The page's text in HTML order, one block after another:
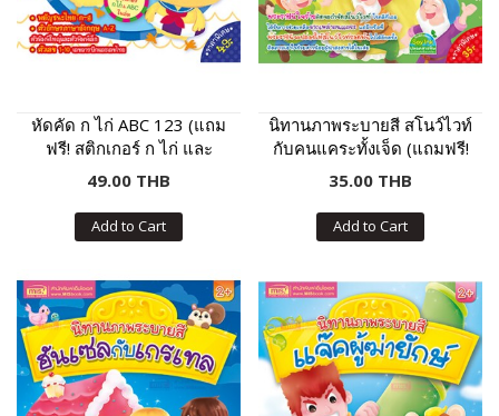
หัดคัด ก ไก่ ABC 123 (แถม
ฟรี! สติกเกอร์ ก ไก่ และ
ABC)
49.00 THB
Add to Cart
นิทานภาพระบายสี สโนว์ไวท์
กับคนแคระทั้งเจ็ด (แถมฟรี!
สติกเกอร์)
35.00 THB
Add to Cart